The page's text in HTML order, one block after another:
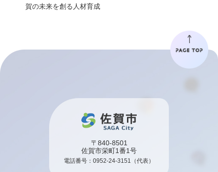
賀の未来を創る人材育成
〒840-8501
佐賀市栄町1番1号
電話番号： 0952-24-3151 （代表）